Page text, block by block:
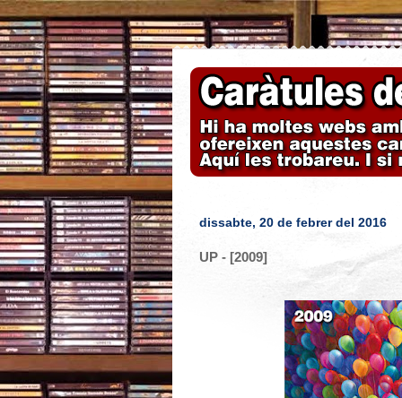
dissabte, 20 de febrer del 2016
UP - [2009]